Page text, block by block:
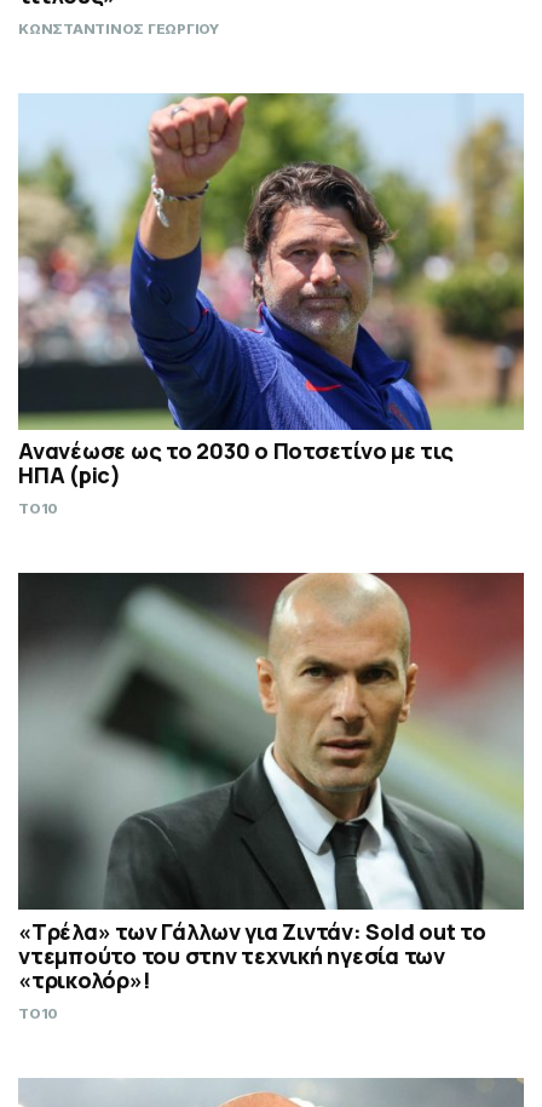
ΚΩΝΣΤΑΝΤΙΝΟΣ ΓΕΩΡΓΙΟΥ
Ανανέωσε ως το 2030 ο Ποτσετίνο με τις
ΗΠΑ (pic)
TO10
«Τρέλα» των Γάλλων για Ζιντάν: Sold out το
ντεμπούτο του στην τεχνική ηγεσία των
«τρικολόρ»!
TO10